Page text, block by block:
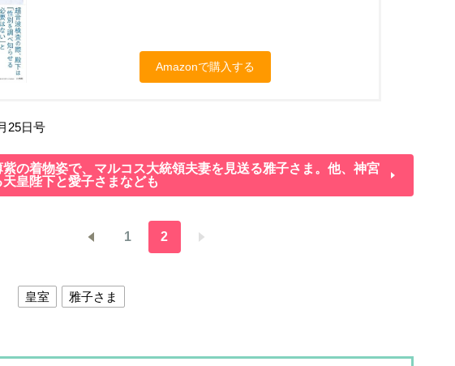
Amazonで購入する
25日号
紫の着物姿で、マルコス大統領夫妻を見送る雅子さま。他、神宮
皇陛下と愛子さまなども
1 2
皇室 雅子さま